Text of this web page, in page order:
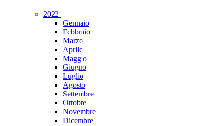
2022
Gennaio
Febbraio
Marzo
Aprile
Maggio
Giugno
Luglio
Agosto
Settembre
Ottobre
Novembre
Dicembre